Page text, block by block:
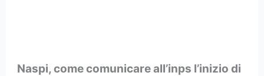
Naspi, come comunicare all’inps l’inizio di